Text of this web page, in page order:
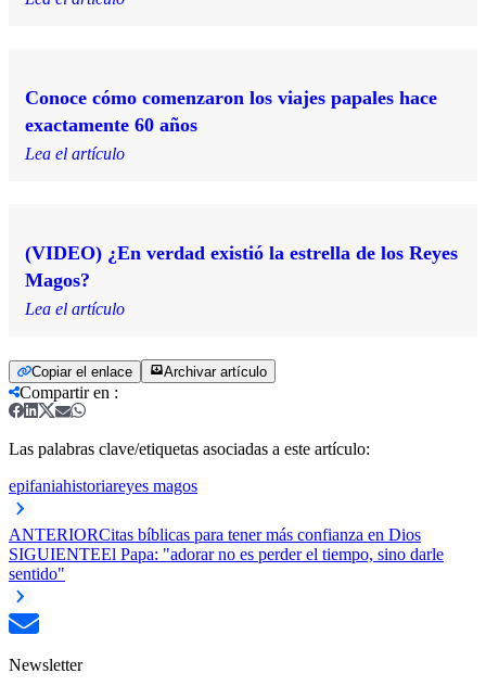
Conoce cómo comenzaron los viajes papales hace
exactamente 60 años
Lea el artículo
(VIDEO) ¿En verdad existió la estrella de los Reyes
Magos?
Lea el artículo
Copiar el enlace Archivar artículo
Compartir en :
Las palabras clave/etiquetas asociadas a este artículo:
epifaniahistoriareyes magos
ANTERIORCitas bíblicas para tener más confianza en Dios
SIGUIENTEEl Papa: "adorar no es perder el tiempo, sino darle
sentido"
Newsletter